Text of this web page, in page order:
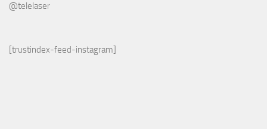
@telelaser
[trustindex-feed-instagram]